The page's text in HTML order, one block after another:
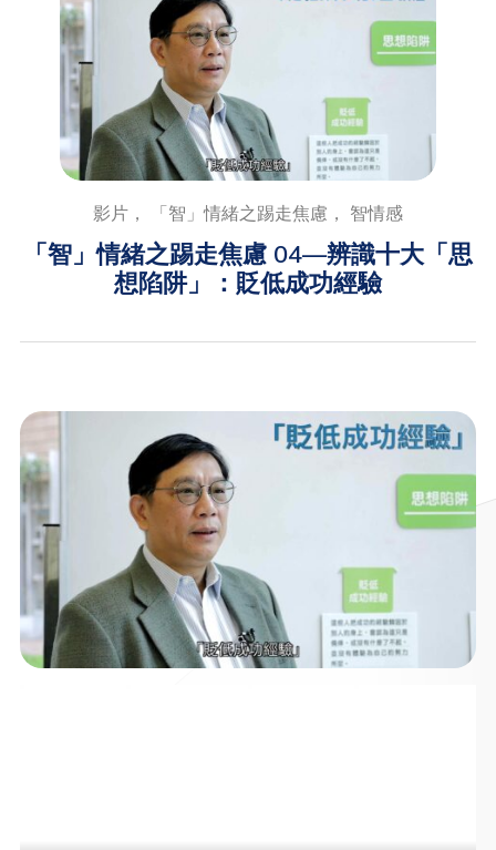
影片， 「智」情緒之踢走焦慮， 智情感
「智」情緒之踢走焦慮 04—辨識十大「思
想陷阱」：貶低成功經驗